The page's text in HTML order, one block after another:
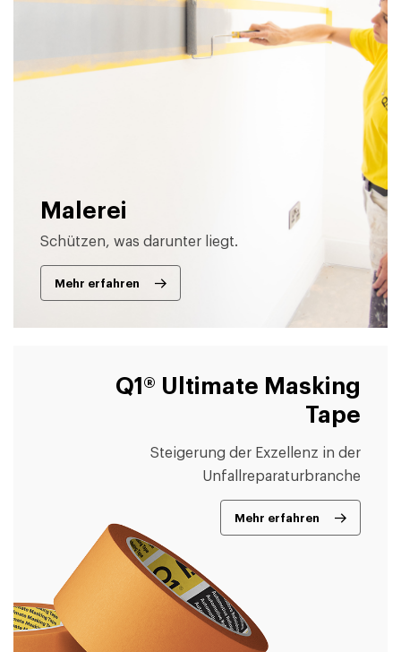
Malerei
Schützen, was darunter liegt.
Mehr erfahren
Q1® Ultimate Masking
Tape
Steigerung der Exzellenz in der
Unfallreparaturbranche
Mehr erfahren